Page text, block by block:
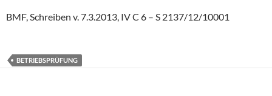
BMF, Schreiben v. 7.3.2013, IV C 6 – S 2137/12/10001
BETRIEBSPRÜFUNG